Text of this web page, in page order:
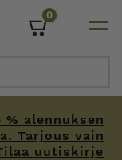
alennuksen
Tarjous vain
uutiskirje
0